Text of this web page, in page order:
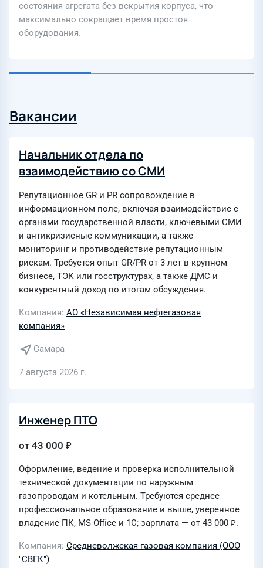
состояния агрегата без вскрытия корпуса, что
максимально сокращает время простоя
оборудования.
Вакансии
Начальник отдела по
взаимодействию со СМИ
Репутационное GR и PR сопровождение в
информационном поле, включая взаимодействие с
органами государственной власти, ключевыми СМИ
и антикризисные коммуникации, а также
мониторинг и противодействие репутационным
рискам. Требуется опыт GR/PR от 3 лет в крупном
бизнесе, ТЭК или госструктурах, а также ДМС и
конкурентный доход по итогам обсуждения.
Компания АО «Независимая нефтегазовая
компания»
Самара
7 августа 2026 г.
Инженер ПТО
от 43 000 ₽
Оформление, ведение и проверка исполнительной
технической документации по наружным
газопроводам и котельным. Требуются среднее
профессиональное образование и выше, уверенное
владение ПК, MS Office и 1С; зарплата — от 43 000 ₽.
Компания Средневолжская газовая компания (ООО
"СВГК")